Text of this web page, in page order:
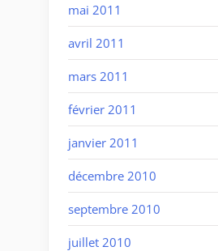
mai 2011
avril 2011
mars 2011
février 2011
janvier 2011
décembre 2010
septembre 2010
juillet 2010